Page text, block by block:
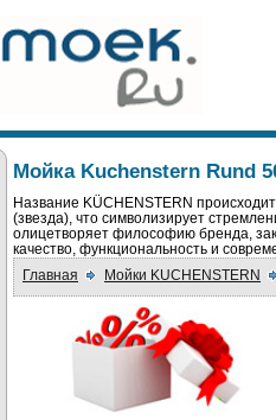
Мойка Kuchenstern Rund
Название KÜCHENSTERN
(звезда), что символизирует
олицетворяет философию бренда,
качество, функциональность и
Главная
Мойки KUCHENSTERN